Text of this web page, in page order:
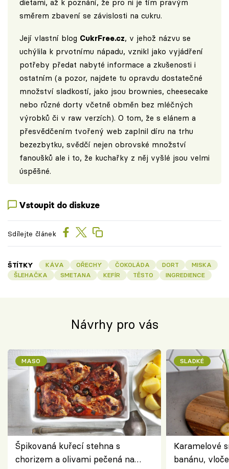
dietami, až k poznání, že pro ni je tím pravým
směrem zbavení se závislosti na cukru.
Její vlastní blog CukrFree.cz, v jehož názvu se
uchýlila k prvotnímu nápadu, vznikl jako vyjádření
potřeby předat nabyté informace a zkušenosti i
ostatním (a pozor, najdete tu opravdu dostatečné
množství sladkostí, jako jsou brownies, cheesecake
nebo různé dorty včetně obměn bez mléčných
výrobků či v raw verzích). O tom, že s elánem a
přesvědčením tvořený web zaplnil díru na trhu
bezezbytku, svědčí nejen obrovské množství
fanoušků ale i to, že kuchařky z něj vyšlé jsou velmi
úspěšné.
Vstoupit do diskuze
Sdílejte článek
ŠTÍTKY KÁVA OŘECHY ČOKOLÁDA DORT
MISKA
ŠLEHAČKA
SMETANA KEFÍR TĚSTO INGREDIENCE
Návrhy pro vás
MASO
Špikovaná kuřecí stehna s
chorizem a olivami pečená na
SLADKÉ
Karamelové
banánu,